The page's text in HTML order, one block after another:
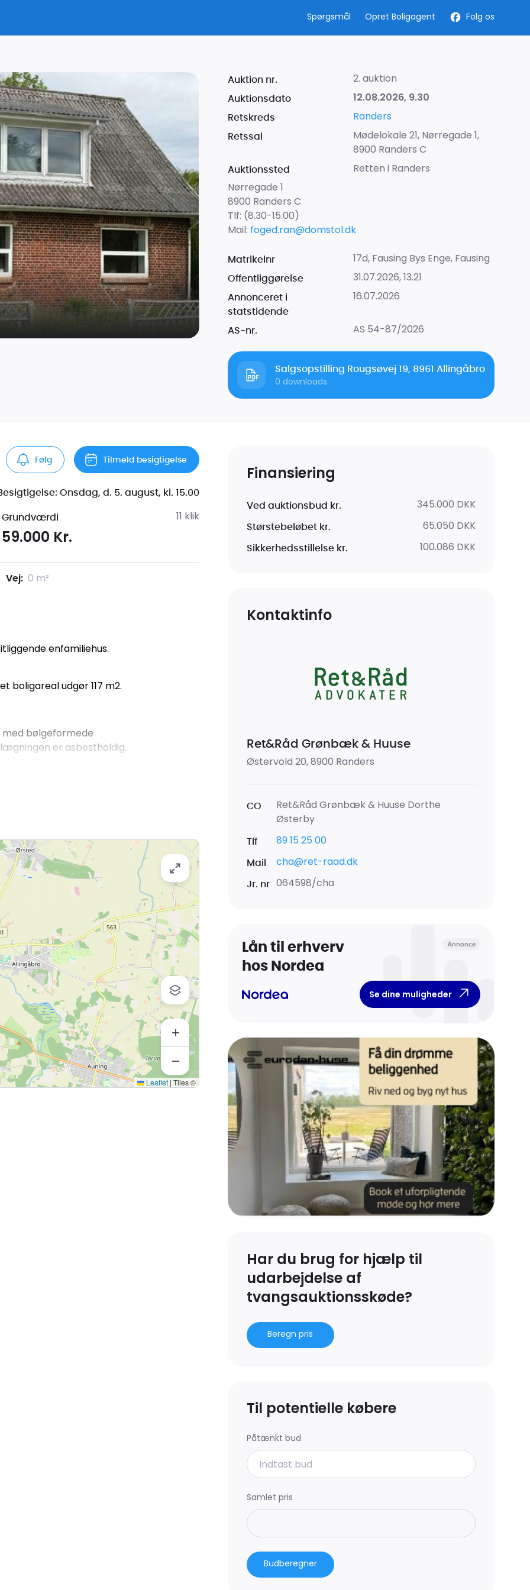
Spørgsmål Opret Boligagent Folg os
Auktion nr. 2. auktion
Auktionsdato 12.08.2026, 9.30
Retskreds Randers
Retssal
Mødelokale 21, Nørregade 1,
8900 Randers C
Auktionssted
Retten i Randers
Nørregade 1
8900 Randers C
Tlf: (8.30-15.00)
Mail: foged.ran@domstol.dk
Matrikelnr 17d, Fausing Bys Enge, Fausing
Offentliggørelse 31.07.2026, 13.21
Annonceret i
statstidende
16.07.2026
AS-nr. AS 54-87/2026
Salgsopstilling Rougsøvej 19, 8961 Allingåbro
0 downloads
Følg Tilmeld besigtigelse
Onsdag, d. 5. august, kl. 15.00
Grundværdi
59.000 Kr.
11 klik
Vej: 0 m²
Finansiering
Ved auktionsbud kr. 345.000 DKK
Størstebeløbet kr. 65.050 DKK
Sikkerhedsstillelse kr. 100.086 DKK
Kontaktinfo
Ret&Råd Grønbæk & Huuse
Østervold 20, 8900 Randers
CO
Ret&Råd Grønbæk & Huuse Dorthe
Østerby
Tlf 89 15 25 00
Mail cha@ret-raad.dk
Jr. nr 064598/cha
Lån til erhverv
hos Nordea
Annonce
Se dine muligheder
Har du brug for hjælp til
udarbejdelse af
tvangsauktionsskøde?
Beregn pris
Til potentielle købere
Påtænkt bud
Samlet pris
Budberegner
enfamiliehus.
boligareal udgør 117 m2.
bølgeformede
er asbestholdig.
til at være i dårlig stand.
hus og garage lagt
entreen er der adgang til
en bordplade med
På gulvet er der lyse
farve.
laminatbordplade.
og en emhætte.
Leaflet | Tiles ©